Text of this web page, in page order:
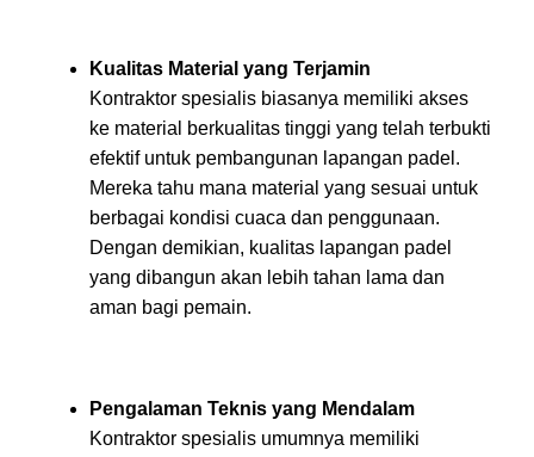
Kualitas Material yang Terjamin
Kontraktor spesialis biasanya memiliki akses
ke material berkualitas tinggi yang telah terbukti
efektif untuk pembangunan lapangan padel.
Mereka tahu mana material yang sesuai untuk
berbagai kondisi cuaca dan penggunaan.
Dengan demikian, kualitas lapangan padel
yang dibangun akan lebih tahan lama dan
aman bagi pemain.
Pengalaman Teknis yang Mendalam
Kontraktor spesialis umumnya memiliki